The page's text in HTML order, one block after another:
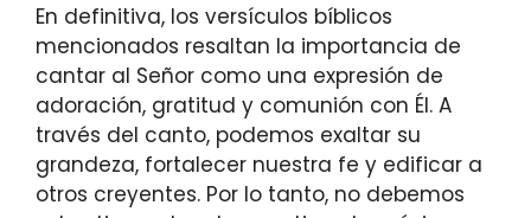
En definitiva, los versículos bíblicos
mencionados resaltan la importancia de
cantar al Señor como una expresión de
adoración, gratitud y comunión con Él. A
través del canto, podemos exaltar su
grandeza, fortalecer nuestra fe y edificar a
otros creyentes. Por lo tanto, no debemos